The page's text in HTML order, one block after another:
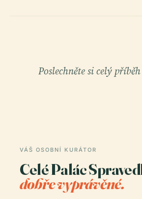
Poslechněte si celý
VÁŠ OSOBNÍ KURÁTOR
Celé Palác
dobře vyprávěné.